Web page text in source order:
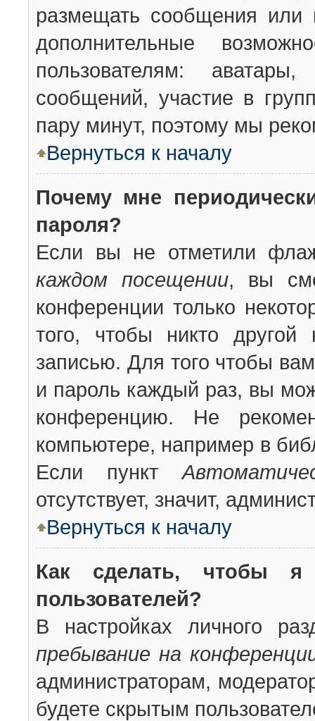
размещать сообщения или
дополнительные
пользователям:
сообщений, участие в
пару минут, поэтому мы
Вернуться к началу
Почему мне
пароля?
Если вы не отметили
каждом посещении, вы
конференции только
того, чтобы никто другой
записью. Для того чтобы
и пароль каждый раз, вы
конференцию. Не
компьютере, например в
Если пункт
отсутствует, значит,
Вернуться к началу
Как сделать, чтобы
пользователей?
В настройках личного
пребывание на
администраторам,
будете скрытым